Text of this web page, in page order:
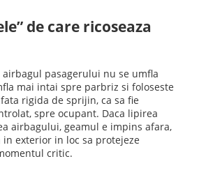
de care ricoseaza
airbagul pasagerului nu se umfla
mai intai spre parbriz si foloseste
rigida de sprijin, ca sa fie
spre ocupant. Daca lipirea
airbagului, geamul e impins afara,
in exterior in loc sa protejeze
critic.